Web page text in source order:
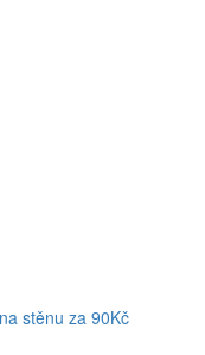
stěnu za 90Kč